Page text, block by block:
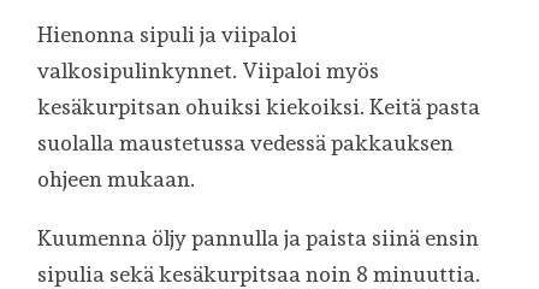
Hienonna sipuli ja viipaloi
valkosipulinkynnet. Viipaloi myös
kesäkurpitsan ohuiksi kiekoiksi. Keitä pasta
suolalla maustetussa vedessä pakkauksen
ohjeen mukaan.
Kuumenna öljy pannulla ja paista siinä ensin
sipulia sekä kesäkurpitsaa noin 8 minuuttia.